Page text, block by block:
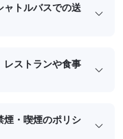
ャトルバスでの送
レストランや食事
煙・喫煙のポリシ